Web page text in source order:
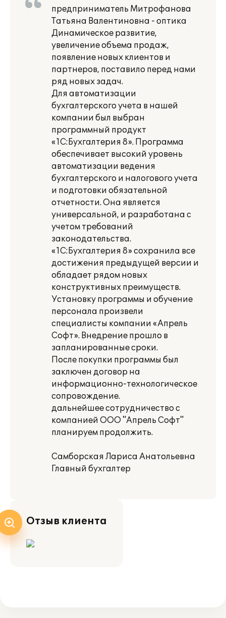
предприниматель Митрофанова
Татьяна Валентиновна - оптика
Динамическое развитие,
увеличение объема продаж,
появление новых клиентов и
партнеров, поставило перед нами
ряд новых задач.
Для автоматизации
бухгалтерского учета в нашей
компании был выбран
программный продукт
«1С:Бухгалтерия 8». Программа
обеспечивает высокий уровень
автоматизации ведения
бухгалтерского и налогового учета
и подготовки обязательной
отчетности. Она является
универсальной, и разработана с
учетом требований
законодательства.
«1С:Бухгалтерия 8» сохранила все
достижения предыдущей версии и
обладает рядом новых
конструктивных преимуществ.
Установку программы и обучение
персонала произвели
специалисты компании «Апрель
Софт». Внедрение прошло в
запланированные сроки.
После покупки программы был
заключен договор на
информационно-технологическое
сопровождение.
дальнейшее сотрудничество с
компанией ООО "Апрель Софт"
планируем продолжить.
Самборская Лариса Анатольевна
Главный бухгалтер
Отзыв клиента